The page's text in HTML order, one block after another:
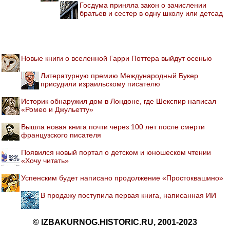
Госдума приняла закон о зачислении
братьев и сестер в одну школу или детсад
Новые книги о вселенной Гарри Поттера выйдут осенью
Литературную премию Международный Букер
присудили израильскому писателю
Историк обнаружил дом в Лондоне, где Шекспир написал
«Ромео и Джульетту»
Вышла новая книга почти через 100 лет после смерти
французского писателя
Появился новый портал о детском и юношеском чтении
«Хочу читать»
Успенским будет написано продолжение «Простоквашино»
В продажу поступила первая книга, написанная ИИ
© IZBAKURNOG.HISTORIC.RU, 2001-2023